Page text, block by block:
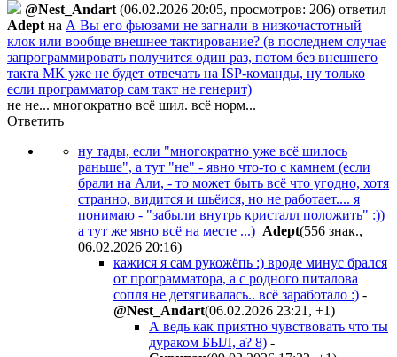
@Nest_Andart (06.02.2026 20:05, просмотров: 206) ответил
Adept на А Вы его фьюзами не загнали в низкочастотный
клок или вообще внешнее тактирование? (в последнем случае
запрограммировать получится один раз, потом без внешнего
такта МК уже не будет отвечать на ISP-команды, ну только
если программатор сам такт не генерит)
не не... многократно всё шил. всё норм...
Ответить
ну тады, если "многократно уже всё шилось
раньше", а тут "не" - явно что-то с камнем (если
брали на Али, - то может быть всё что угодно, хотя
странно, видится и шьёися, но не работает.... я
понимаю - "забыли внутрь кристалл положить" :))
а тут же явно всё на месте ...) Adept(556 знак.,
06.02.2026 20:16)
кажися я сам рукожёпь :) вроде минус брался
от программатора, а с родного питалова
сопля не детягивалась.. всё заработало :) -
@Nest_Andart(06.02.2026 23:21 , +1)
А ведь как приятно чувствовать что ты
дураком БЫЛ, а? 8) -